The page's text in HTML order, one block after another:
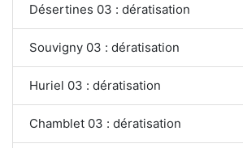
Désertines 03 : dératisation
Souvigny 03 : dératisation
Huriel 03 : dératisation
Chamblet 03 : dératisation